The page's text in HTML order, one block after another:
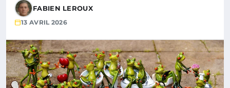
FABIEN LEROUX
13 AVRIL 2026